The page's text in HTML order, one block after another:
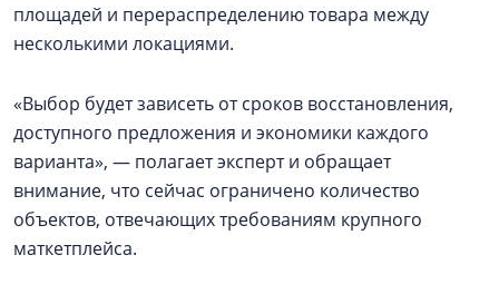
площадей и перераспределению товара между
несколькими локациями.
«Выбор будет зависеть от сроков восстановления,
доступного предложения и экономики каждого
варианта», — полагает эксперт и обращает
внимание, что сейчас ограничено количество
объектов, отвечающих требованиям крупного
маткетплейса.